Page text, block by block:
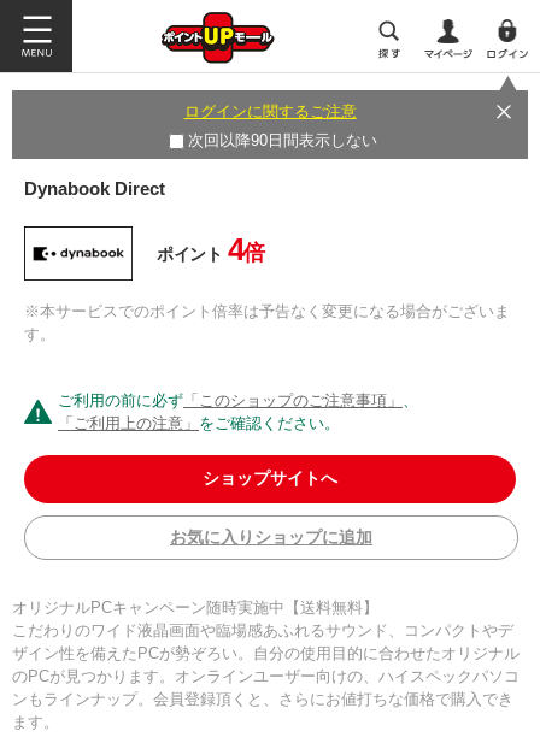
ログインに関するご注意
次回以降90日間表示しない
Dynabook Direct
ポイント 4倍
※本サービスでのポイント倍率は予告なく変更になる場合がございま
す。
ご利用の前に必ず 「このショップのご注意事項」 、
「ご利用上の注意」 をご確認ください。
ショップサイトへ
お気に入りショップに追加
オリジナルPCキャンペーン随時実施中【送料無料】
こだわりのワイド液晶画面や臨場感あふれるサウンド、コンパクトやデ
ザイン性を備えたPCが勢ぞろい。自分の使用目的に合わせたオリジナル
のPCが見つかります。オンラインユーザー向けの、ハイスペックパソコ
ンもラインナップ。会員登録頂くと、さらにお値打ちな価格で購入でき
ます。